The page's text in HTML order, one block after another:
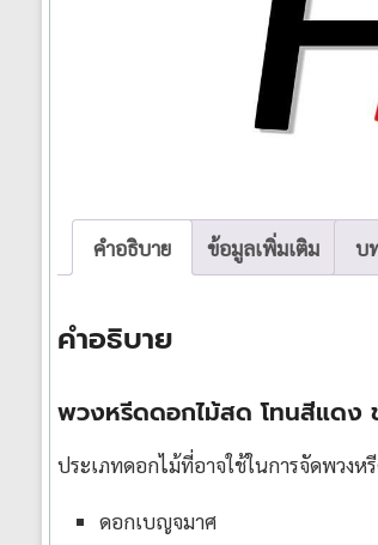
คำอธิบาย ข้อมูลเพิ่มเติม บ
คำอธิบาย
พวงหรีดดอกไม้สด โทนสีแดง
ประเภทดอกไม้ที่อาจใช้ในการจัดพวงห
ดอกเบญจมาศ